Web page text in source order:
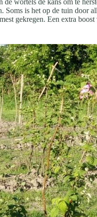
de wortels de kans om te
is het op de tuin door
gekregen. Een extra